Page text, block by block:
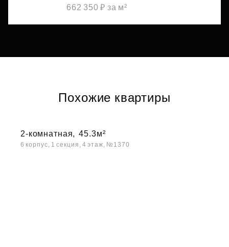
662 350 ₽ за м²
Похожие квартиры
2-комнатная, 45.3м²
6 корпус, 1 секция, 4 этаж, №1370